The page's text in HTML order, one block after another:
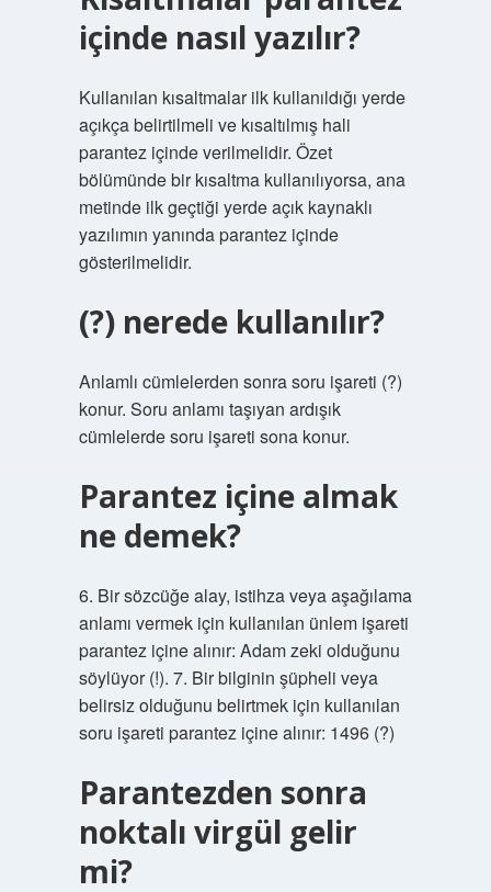
içinde nasıl yazılır?
Kullanılan kısaltmalar ilk kullanıldığı yerde
açıkça belirtilmeli ve kısaltılmış hali
parantez içinde verilmelidir. Özet
bölümünde bir kısaltma kullanılıyorsa, ana
metinde ilk geçtiği yerde açık kaynaklı
yazılımın yanında parantez içinde
gösterilmelidir.
(?) nerede kullanılır?
Anlamlı cümlelerden sonra soru işareti (?)
konur. Soru anlamı taşıyan ardışık
cümlelerde soru işareti sona konur.
Parantez içine almak
ne demek?
6. Bir sözcüğe alay, istihza veya aşağılama
anlamı vermek için kullanılan ünlem işareti
parantez içine alınır: Adam zeki olduğunu
söylüyor (!). 7. Bir bilginin şüpheli veya
belirsiz olduğunu belirtmek için kullanılan
soru işareti parantez içine alınır: 1496 (?)
Parantezden sonra
noktalı virgül gelir
mi?